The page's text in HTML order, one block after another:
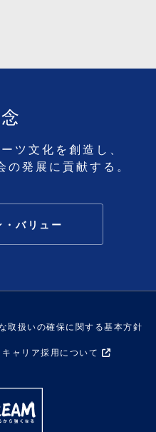
ツ文化を創造し、
発展に貢献する。
バリュー
取扱いの確保に関する基本方針
キャリア採用について